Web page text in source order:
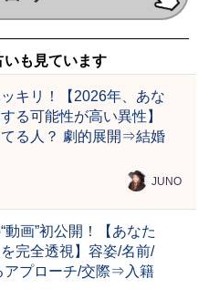
いも見ています
キリ！【2026年、あな
る可能性が高い異性】
てる人？ 劇的展開⇒結婚
JUNO
動画”初公開！【あなた
完全透視】容姿/名前/
アプローチ/交際⇒入籍